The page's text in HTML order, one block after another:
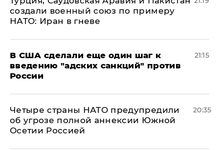
создали военный союз по примеру
НАТО: Иран в гневе
В США сделали еще один шаг к
введению "адских санкций" против
России
21:15
Четыре страны НАТО предупредили
об угрозе полной аннексии Южной
Осетии Россией
20:35